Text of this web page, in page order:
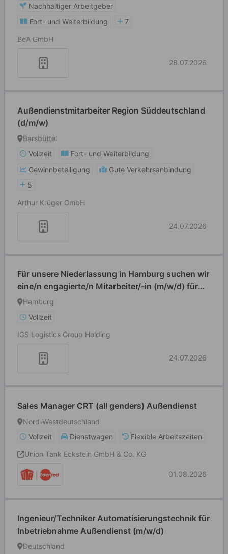
Nachhaltiger Arbeitgeber
Fort- und Weiterbildung
7
BeA GmbH
28.07.2026
Außendienstmitarbeiter Region Süddeutschland
(d/m/w)
Barsbüttel
Vollzeit
Fort- und Weiterbildung
Gewinnbeteiligung
Gute Verkehrsanbindung
5
Arthur Krüger GmbH
24.07.2026
Für unsere Niederlassung in Hamburg suchen wir
eine/n engagierte/n Mitarbeiter/-in (m/w/d) für
unseren VERTRIEBSAUSSENDIENST
Hamburg
Vollzeit
IGS Logistics Group Holding
24.07.2026
Sales Manager CRT (all genders) Außendienst
Nord-Westdeutschland
Vollzeit
Dienstwagen
Flexible Arbeitszeiten
Union Tank Eckstein GmbH & Co. KG
01.08.2026
Ingenieur/Techniker Automatisierungstechnik für
Inbetriebnahme Außendienst (m/w/d)
Deutschland